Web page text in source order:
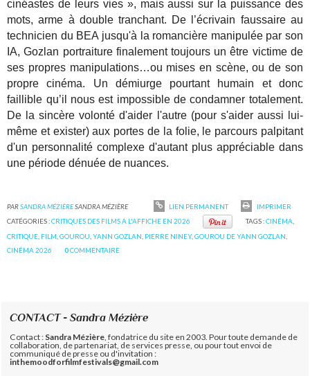
cinéastes de leurs vies », mais aussi sur la puissance des
mots, arme à double tranchant. De l’écrivain faussaire au
technicien du BEA jusqu'à la romancière manipulée par son
IA, Gozlan portraiture finalement toujours un être victime de
ses propres manipulations…ou mises en scène, ou de son
propre cinéma. Un démiurge pourtant humain et donc
faillible qu’il nous est impossible de condamner totalement.
De la sincère volonté d'aider l'autre (pour s'aider aussi lui-
même et exister) aux portes de la folie, le parcours palpitant
d'un personnalité complexe d'autant plus appréciable dans
une période dénuée de nuances.
PARSANDRA MÉZIÈRESANDRA MÉZIÈRE LIEN PERMANENT
IMPRIMER
CATÉGORIES :CRITIQUES DES FILMS A L'AFFICHE EN 2026 TAGS :CINÉMA
CRITIQUE FILM ,GOUROU ,YANN GOZLAN PIERRE NINEY,GOUROU DE YANN GOZLAN
CINÉMA 2026
0COMMENTAIRE
CONTACT - Sandra Mézière
Contact : Sandra Mézière , fondatrice du site en 2003. Pour toute demande de
collaboration, de partenariat, de services presse, ou pour tout envoi de
communiqué de presse ou d'invitation :
inthemoodforfilmfestivals@gmail.com